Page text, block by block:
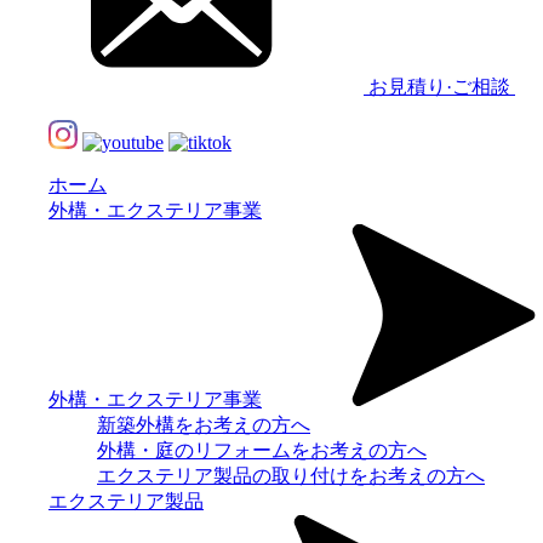
お見積り·ご相談
ホーム
外構・エクステリア事業
外構・エクステリア事業
新築外構をお考えの方へ
外構・庭のリフォームをお考えの方へ
エクステリア製品の取り付けをお考えの方へ
エクステリア製品